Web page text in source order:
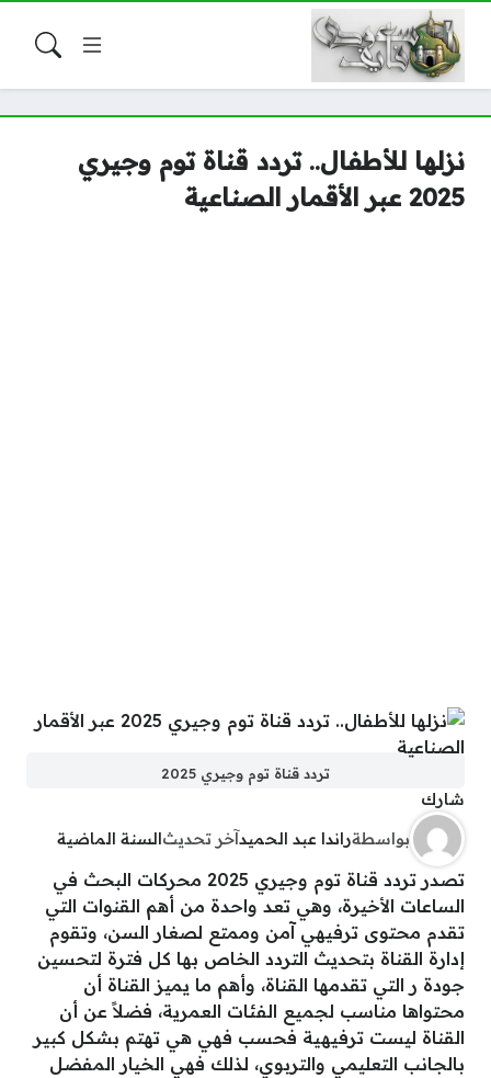
نزلها للأطفال.. تردد قناة توم وجيري
2025 عبر الأقمار الصناعية
تردد قناة توم وجيري 2025
شارك
بواسطةراندا عبد الحميدآخر تحديثالسنة الماضية
تصدر تردد قناة توم وجيري 2025 محركات البحث في
الساعات الأخيرة، وهي تعد واحدة من أهم القنوات التي
تقدم محتوى ترفيهي آمن وممتع لصغار السن، وتقوم
إدارة القناة بتحديث التردد الخاص بها كل فترة لتحسين
جودة ر التي تقدمها القناة، وأهم ما يميز القناة أن
محتواها مناسب لجميع الفئات العمرية، فضلاً عن أن
القناة ليست ترفيهية فحسب فهي هي تهتم بشكل كبير
بالجانب التعليمي والتربوي، لذلك فهي الخيار المفضل